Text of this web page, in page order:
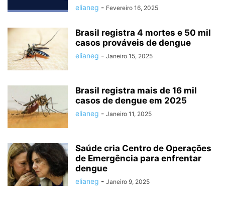
elianeg - Fevereiro 16, 2025
Brasil registra 4 mortes e 50 mil
casos prováveis de dengue
elianeg - Janeiro 15, 2025
Brasil registra mais de 16 mil
casos de dengue em 2025
elianeg - Janeiro 11, 2025
Saúde cria Centro de Operações
de Emergência para enfrentar
dengue
elianeg - Janeiro 9, 2025